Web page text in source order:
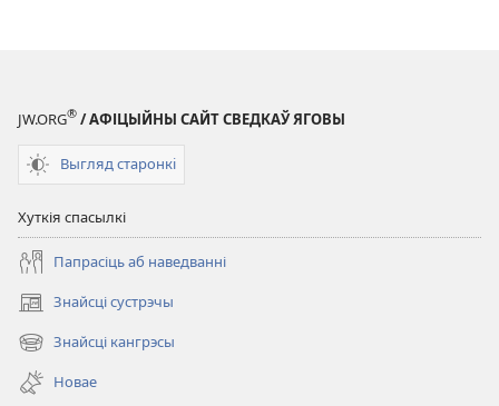
JW.ORG® / АФІЦЫЙНЫ САЙТ СВЕДКАЎ ЯГОВЫ
Выгляд старонкi
Хуткія спасылкі
Папрасіць аб наведванні
Знайсці сустрэчы
(opens
new
window)
Знайсці кангрэсы
(opens
new
window)
Новае